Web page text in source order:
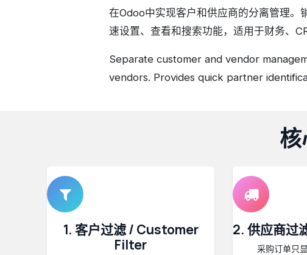
在Odoo中实现客户和供应商的分离管理。
速设置、查看和搜索功能，适用于财务、
Separate customer and vendor
vendors. Provides quick partner
1. 客户过滤 / Customer
Filter
2. 供应商过
采购订单只